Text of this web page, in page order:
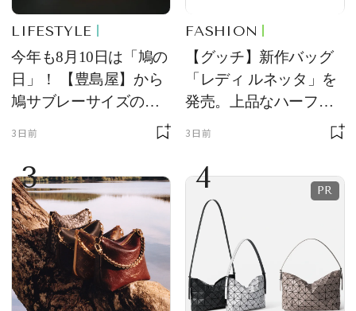
LIFESTYLE
今年も8月10日は「鳩の
日」！ 【豊島屋】から
鳩サブレーサイズのポ
ーチ「はとっこ」を限
3日前
FASHION
【グッチ】新作バッグ
「レディ ルネッタ」を
発売。上品なハーフム
ーン型がスタイリング
3日前
3 4